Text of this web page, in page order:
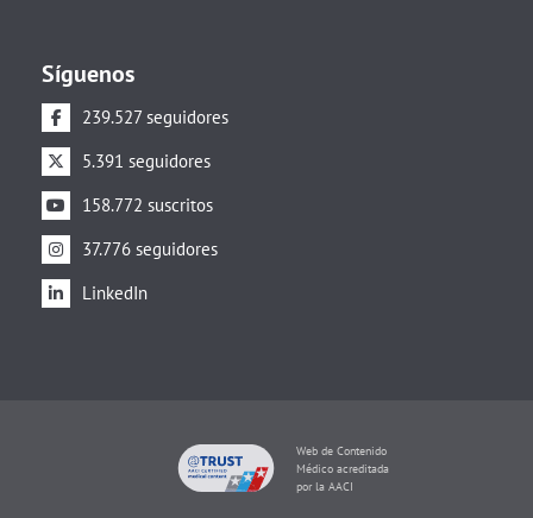
Síguenos
239.527 seguidores
5.391 seguidores
158.772 suscritos
37.776 seguidores
LinkedIn
Web de Contenido
Médico acreditada
por la AACI